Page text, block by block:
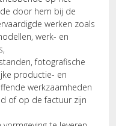
door hem bij de
werken zoals
werk- en
fotografische
productie- en
werkzaamheden
of op de factuur zijn